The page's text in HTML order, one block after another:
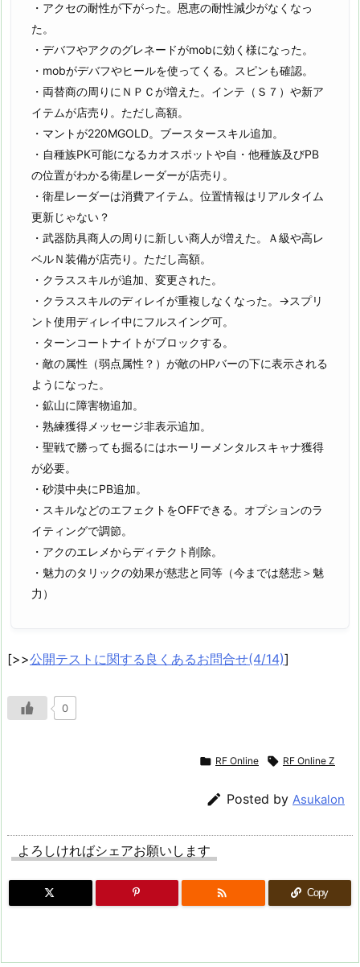
・アクセの耐性が下がった。恩恵の耐性減少がなくなっ
た。
・デバフやアクのグレネードがmobに効く様になった。
・mobがデバフやヒールを使ってくる。スピンも確認。
・両替商の周りにＮＰＣが増えた。インテ（Ｓ７）や新ア
イテムが店売り。ただし高額。
・マントが220MGOLD。ブースタースキル追加。
・自種族PK可能になるカオスポットや自・他種族及びPB
の位置がわかる衛星レーダーが店売り。
・衛星レーダーは消費アイテム。位置情報はリアルタイム
更新じゃない？
・武器防具商人の周りに新しい商人が増えた。Ａ級や高レ
ベルＮ装備が店売り。ただし高額。
・クラススキルが追加、変更された。
・クラススキルのディレイが重複しなくなった。→スプリ
ント使用ディレイ中にフルスイング可。
・ターンコートナイトがブロックする。
・敵の属性（弱点属性？）が敵のHPバーの下に表示される
ようになった。
・鉱山に障害物追加。
・熟練獲得メッセージ非表示追加。
・聖戦で勝っても掘るにはホーリーメンタルスキャナ獲得
が必要。
・砂漠中央にPB追加。
・スキルなどのエフェクトをOFFできる。オプションのラ
イティングで調節。
・アクのエレメからディテクト削除。
・魅力のタリックの効果が慈悲と同等（今までは慈悲＞魅
力）
[>>公開テストに関する良くあるお問合せ(4/14)]
0
 RF Online  RF Online Z
 Posted by Asukalon
よろしければシェアお願いします
 Copy